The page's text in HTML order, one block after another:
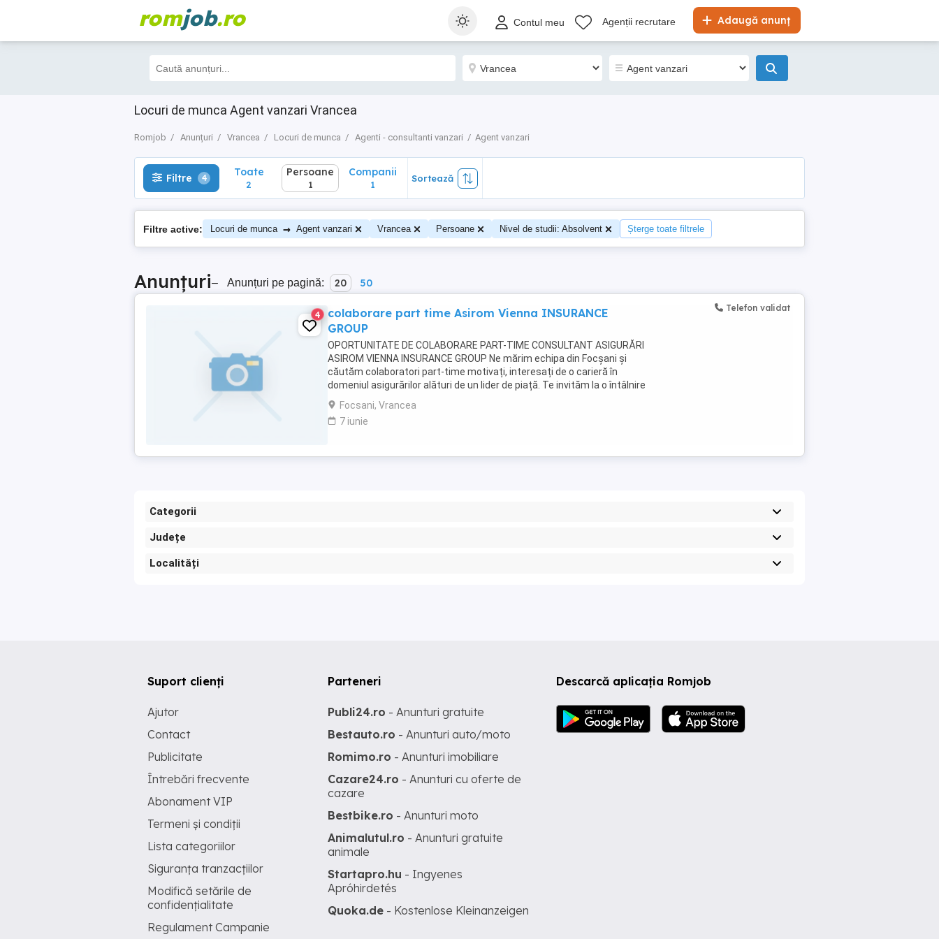
romjob.ro Adaugă anunț
Contul meu Agenții recrutare
Locuri de munca Agent vanzari Vrancea
Romjob Anunțuri Vrancea Locuri de munca Agenti - consultanti vanzari Agent vanzari
Filtre 4 Toate
2
Filtre 4 Toate
2
Persoane
1
Companii
1
Sortează
Filtre active: Locuri de munca → Agent vanzari Vrancea Persoane Nivel de studii: Absolvent Șterge toate filtrele
Anunțuri– Anunțuri pe pagină: 20 50
4
colaborare part time Asirom Vienna INSURANCE
GROUP
OPORTUNITATE DE COLABORARE PART-TIME CONSULTANT ASIGURĂRI
ASIROM VIENNA INSURANCE GROUP Ne mărim echipa din Focșani și
căutăm colaboratori part-time motivați, interesați de o carieră în
domeniul asigurărilor alături de un lider de piață. Te invităm la o întâlnire
informativă cu echipa de Resurse ...
Focsani, Vrancea
7 iunie
Telefon validat
Categorii
Județe
Localități
Descarcă aplicația Romjob
Suport clienți
Ajutor
Contact
Publicitate
Întrebări frecvente
Abonament VIP
Termeni și condiții
Lista categoriilor
Siguranța tranzacțiilor
Modifică setările de
confidențialitate
Regulament Campanie
Parteneri
Publi24.ro - Anunturi gratuite
Bestauto.ro - Anunturi auto/moto
Romimo.ro - Anunturi imobiliare
Cazare24.ro - Anunturi cu oferte de
cazare
Bestbike.ro - Anunturi moto
Animalutul.ro - Anunturi gratuite
animale
Startapro.hu - Ingyenes
Apróhirdetés
Quoka.de - Kostenlose Kleinanzeigen